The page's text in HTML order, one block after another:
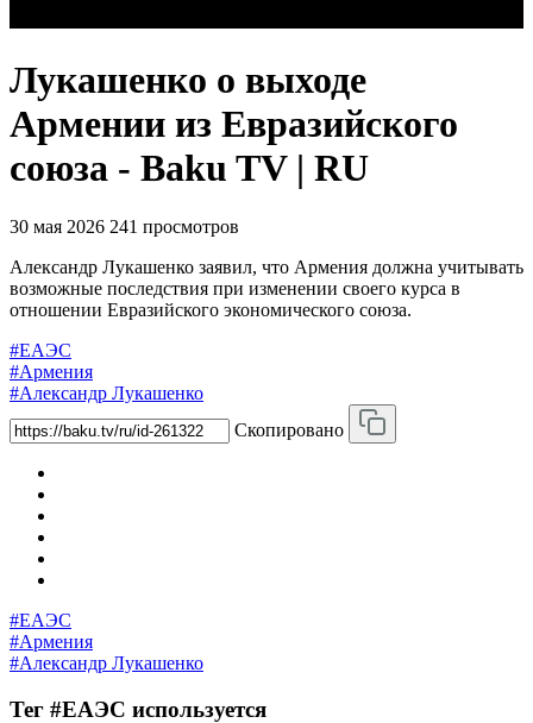
Лукашенко о выходе
Армении из Евразийского
союза - Baku TV | RU
30 мая 2026 241 просмотров
Александр Лукашенко заявил, что Армения должна учитывать
возможные последствия при изменении своего курса в
отношении Евразийского экономического союза.
#ЕАЭС
#Армения
#Александр Лукашенко
Скопировано
#ЕАЭС
#Армения
#Александр Лукашенко
Тег #ЕАЭС используется